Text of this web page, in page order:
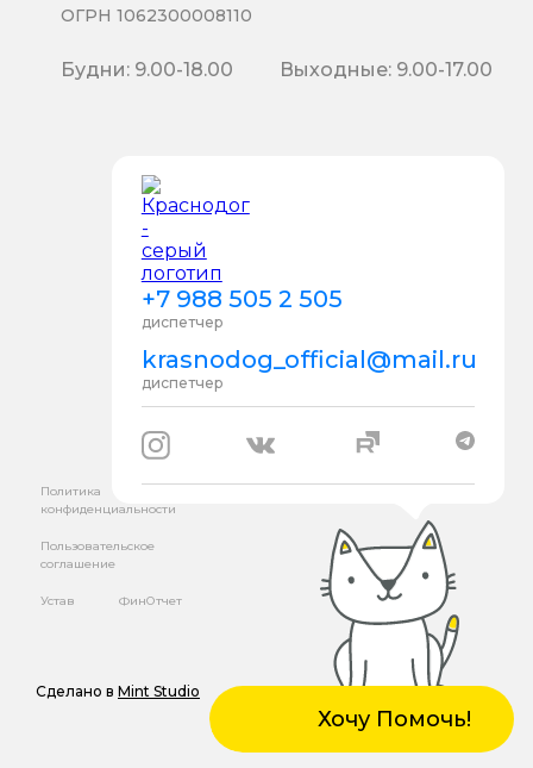
Хочу Помочь!
+7 988 505 2 505
диспетчер
krasnodog_official@mail.ru
диспетчер
ОГРН 1062300008110
Будни: 9.00-18.00 Выходные: 9.00-17.00
Политика
конфиденциальности
Пользовательское
соглашение
Устав ФинОтчет
Сделано в Mint Studio